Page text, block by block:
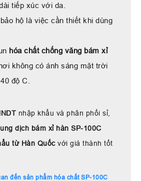
tiếp xúc với da.
hộ là việc cần thiết khi dùng
hóa chất chống văng bám xỉ
không có ánh sáng mặt trời
độ C.
nhập khẩu và phân phối sỉ,
dịch bám xỉ hàn SP-100C
từ Hàn Quốc với giá thành tốt
đến sản phẩm hóa chất SP-100C